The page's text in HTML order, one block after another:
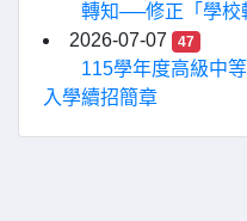
轉知──修正「學校
2026-07-07
47
115學年度高級中
入學續招簡章